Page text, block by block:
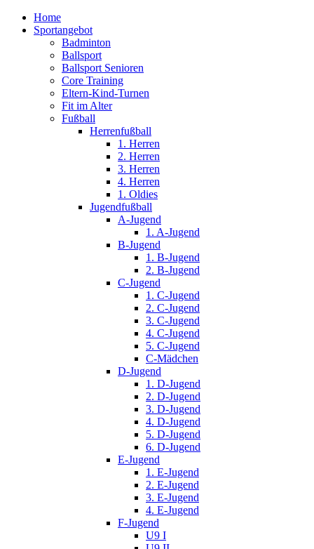
Home
Sportangebot
Badminton
Ballsport
Ballsport Senioren
Core Training
Eltern-Kind-Turnen
Fit im Alter
Fußball
Herrenfußball
1. Herren
2. Herren
3. Herren
4. Herren
1. Oldies
Jugendfußball
A-Jugend
1. A-Jugend
B-Jugend
1. B-Jugend
2. B-Jugend
C-Jugend
1. C-Jugend
2. C-Jugend
3. C-Jugend
4. C-Jugend
5. C-Jugend
C-Mädchen
D-Jugend
1. D-Jugend
2. D-Jugend
3. D-Jugend
4. D-Jugend
5. D-Jugend
6. D-Jugend
E-Jugend
1. E-Jugend
2. E-Jugend
3. E-Jugend
4. E-Jugend
F-Jugend
U9 I